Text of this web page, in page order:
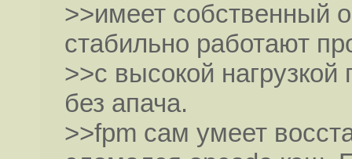
>>имеет собственный
стабильно работают
>>с высокой
без апача.
>>fpm сам умеет